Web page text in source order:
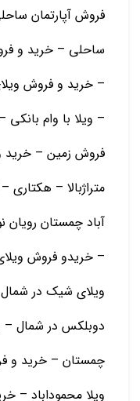
فروش آپارتمان
ساحلی – خرید و
– خرید و فروش
– ویلا با وام
فروش زمین – خرید
متراژبالا –
آباد چمستان
– خریدو فروش
ویلای شیک در
دوبلکس در شمال –
چمستان – خرید و
ویلا محموداباد –